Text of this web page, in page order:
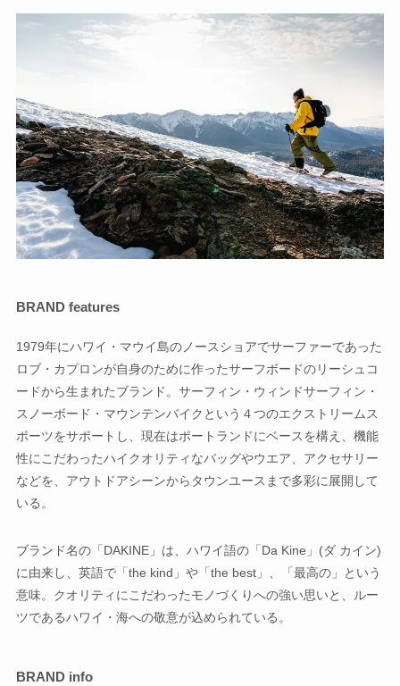
BRAND features
1979年にハワイ・マウイ島のノースショアでサーファーであった
ロブ・カプロンが自身のために作ったサーフボードのリーシュコ
ードから生まれたブランド。サーフィン・ウィンドサーフィン・
スノーボード・マウンテンバイクという４つのエクストリームス
ポーツをサポートし、現在はポートランドにベースを構え、機能
性にこだわったハイクオリティなバッグやウエア、アクセサリー
などを、アウトドアシーンからタウンユースまで多彩に展開して
いる。
ブランド名の「DAKINE」は、ハワイ語の「Da Kine」(ダ カイン)
に由来し、英語で「the kind」や「the best」、「最高の」という
意味。クオリティにこだわったモノづくりへの強い思いと、ルー
ツであるハワイ・海への敬意が込められている。
BRAND info